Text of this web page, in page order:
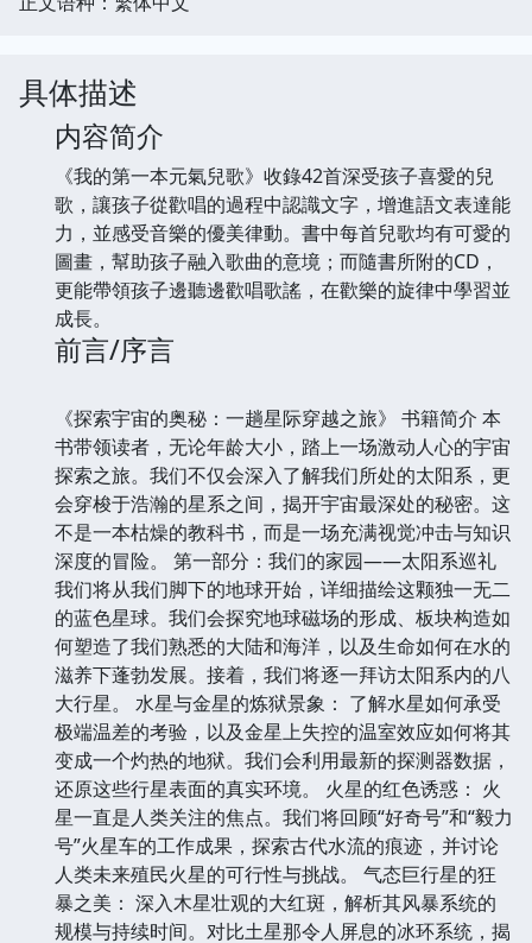
具体描述
内容简介
《我的第一本元氣兒歌》收錄42首深受孩子喜愛的兒
歌，讓孩子從歡唱的過程中認識文字，增進語文表達能
力，並感受音樂的優美律動。書中每首兒歌均有可愛的
圖畫，幫助孩子融入歌曲的意境；而隨書所附的CD，
更能帶領孩子邊聽邊歡唱歌謠，在歡樂的旋律中學習並
成長。
前言/序言
《探索宇宙的奥秘：一趟星际穿越之旅》 书籍简介 本
书带领读者，无论年龄大小，踏上一场激动人心的宇宙
探索之旅。我们不仅会深入了解我们所处的太阳系，更
会穿梭于浩瀚的星系之间，揭开宇宙最深处的秘密。这
不是一本枯燥的教科书，而是一场充满视觉冲击与知识
深度的冒险。 第一部分：我们的家园——太阳系巡礼
我们将从我们脚下的地球开始，详细描绘这颗独一无二
的蓝色星球。我们会探究地球磁场的形成、板块构造如
何塑造了我们熟悉的大陆和海洋，以及生命如何在水的
滋养下蓬勃发展。接着，我们将逐一拜访太阳系内的八
大行星。 水星与金星的炼狱景象： 了解水星如何承受
极端温差的考验，以及金星上失控的温室效应如何将其
变成一个灼热的地狱。我们会利用最新的探测器数据，
还原这些行星表面的真实环境。 火星的红色诱惑： 火
星一直是人类关注的焦点。我们将回顾“好奇号”和“毅力
号”火星车的工作成果，探索古代水流的痕迹，并讨论
人类未来殖民火星的可行性与挑战。 气态巨行星的狂
暴之美： 深入木星壮观的大红斑，解析其风暴系统的
规模与持续时间。对比土星那令人屏息的冰环系统，揭